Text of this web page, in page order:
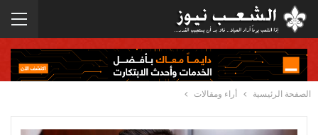
الصفحة الرئيسية أراء ومقالات